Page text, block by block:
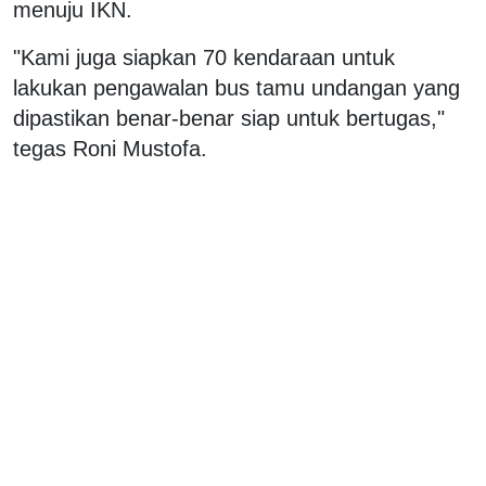
menuju IKN.
"Kami juga siapkan 70 kendaraan untuk
lakukan pengawalan bus tamu undangan yang
dipastikan benar-benar siap untuk bertugas,"
tegas Roni Mustofa.